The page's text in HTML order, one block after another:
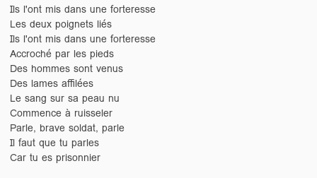
Ils l'ont mis dans une forteresse
Les deux poignets liés
Ils l'ont mis dans une forteresse
Accroché par les pieds
Des hommes sont venus
Des lames affilées
Le sang sur sa peau nu
Commence à ruisseler
Parle, brave soldat, parle
Il faut que tu parles
Car tu es prisonnier